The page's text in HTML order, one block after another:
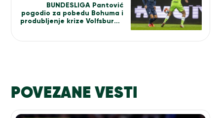
BUNDESLIGA Pantović
pogodio za pobedu Bohuma i
produbljenje krize Volfsburga
POVEZANE VESTI